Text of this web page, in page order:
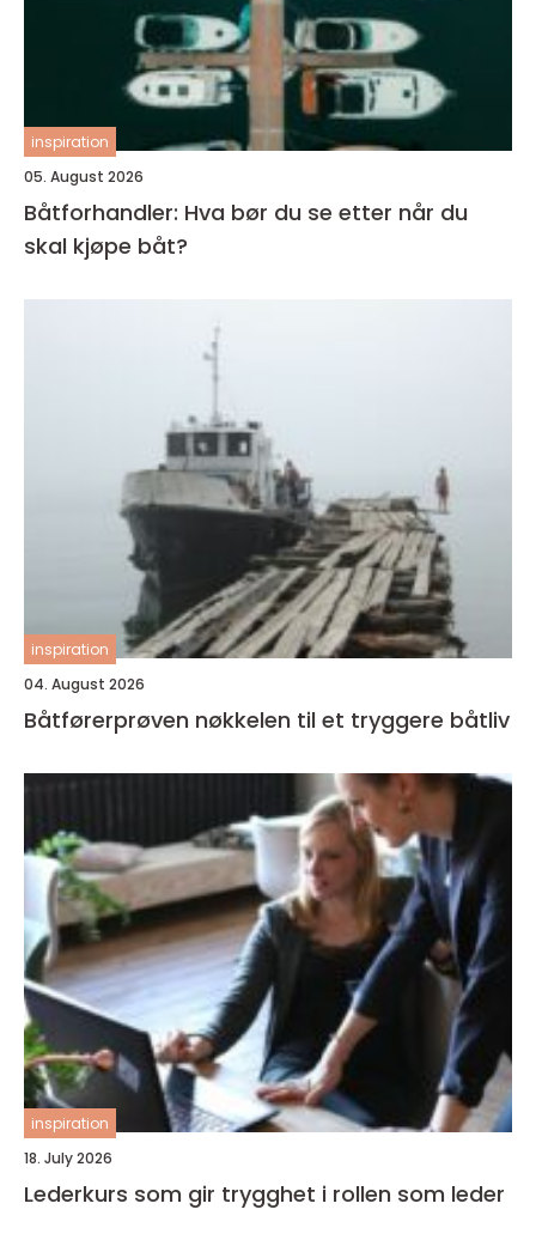
inspiration
05. August 2026
Båtforhandler: Hva bør du se etter når du
skal kjøpe båt?
inspiration
04. August 2026
Båtførerprøven nøkkelen til et tryggere båtliv
inspiration
18. July 2026
Lederkurs som gir trygghet i rollen som leder